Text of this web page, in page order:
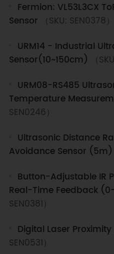
Fermion: VL53L3CX
Sensor
（SKU: SEN0378）
URM14 - Industrial
Sensor(10~150cm)
（
URM08-RS485
Temperature
SEN0246）
Ultrasonic Distance
Avoidance Sensor (5m)
Button-Adjustable IR
Real-Time Feedback
SEN0381）
Digital Laser Proximity
SEN0531）